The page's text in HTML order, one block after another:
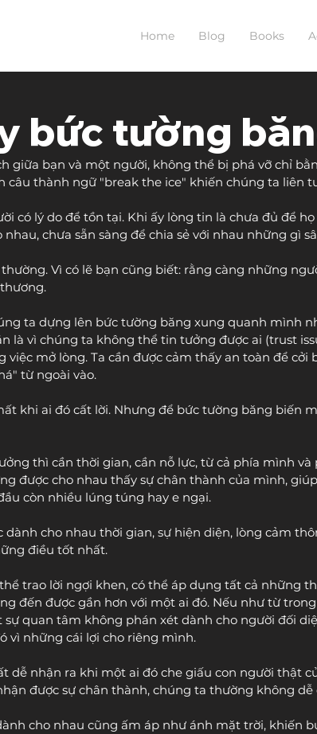
Home Blog Books
bức tường
giữa bạn và một người, không thể bị phá vỡ chỉ
câu thành ngữ "break the ice" khiến chúng ta liên
có lý do để tồn tại. Khi ấy lòng tin là chưa đủ để
chưa sẵn sàng để chia sẻ với nhau những gì
Vì có lẽ bạn cũng biết: rằng càng những
ta dựng lên bức tường băng xung quanh mình
là vì chúng ta không thể tin tưởng được ai (trust
mở lòng. Ta cần được cảm thấy an toàn để cởi
từ ngoài vào.
khi ai đó cất lời. Nhưng để bức tường băng biến
thì cần thời gian, cần nỗ lực, từ cả phía mình và
được cho nhau thấy sự chân thành của mình,
còn nhiều lúng túng hay e ngại.
dành cho nhau thời gian, sự hiện diện, lòng cảm
điều tốt nhất.
trao lời ngợi khen, có thể áp dụng tất cả những
đến được gần hơn với một ai đó. Nếu như từ
quan tâm không phán xét dành cho người đối
vì những cái lợi cho riêng mình.
dễ nhận ra khi một ai đó che giấu con người thật
được sự chân thành, chúng ta thường không
cho nhau cũng ấm áp như ánh mặt trời, khiến